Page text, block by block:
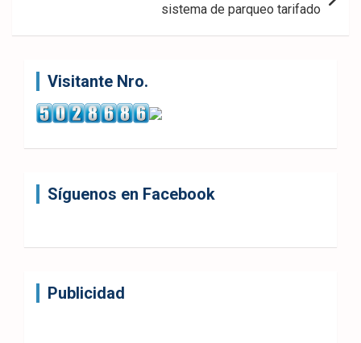
sistema de parqueo tarifado
Visitante Nro.
Síguenos en Facebook
Publicidad